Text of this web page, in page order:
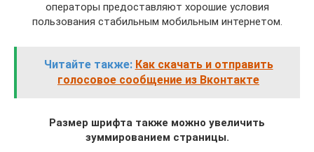
операторы предоставляют хорошие условия
пользования стабильным мобильным интернетом.
Читайте также: Как скачать и отправить
голосовое сообщение из Вконтакте
Размер шрифта также можно увеличить
зуммированием страницы.